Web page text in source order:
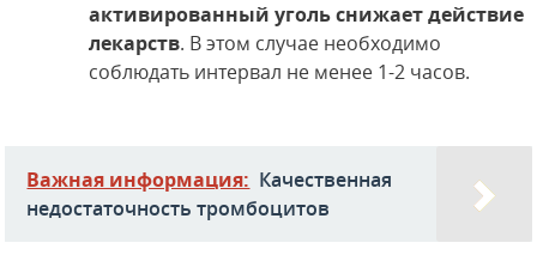
активированный уголь снижает действие
лекарств. В этом случае необходимо
соблюдать интервал не менее 1-2 часов.
Важная информация: Качественная
недостаточность тромбоцитов